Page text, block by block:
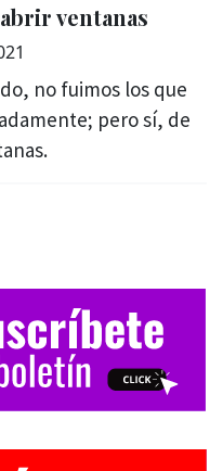
ventanas
no fuimos los que
pero sí, de